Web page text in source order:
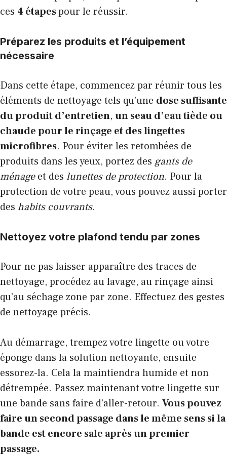
ces 4 étapespour le réussir.
Préparez les produits et l’équipement
nécessaire
Dans cette étape, commencez par réunir tous les
éléments de nettoyage tels qu’une dose suffisante
du produit d’entretien, un seau d’eau tiède ou
chaude pour le rinçage et des lingettes
microfibres. Pour éviter les retombées de
produits dans les yeux, portez des gants de
ménageet des lunettes de protection. Pour la
protection de votre peau, vous pouvez aussi porter
des habits couvrants.
Nettoyez votre plafond tendu par zones
Pour ne pas laisser apparaître des traces de
nettoyage, procédez au lavage, au rinçage ainsi
qu’au séchage zone par zone. Effectuez des gestes
de nettoyage précis.
Au démarrage, trempez votre lingette ou votre
éponge dans la solution nettoyante, ensuite
essorez-la. Cela la maintiendra humide et non
détrempée. Passez maintenant votre lingette sur
une bande sans faire d’aller-retour. Vous pouvez
faire un second passage dans le même sens si la
bande est encore sale après un premier
passage.